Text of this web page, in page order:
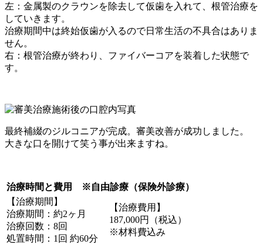
左：金属製のクラウンを除去して仮歯を入れて、根管治療を
していきます。
治療期間中は終始仮歯が入るので日常生活の不具合はありま
せん。
右：根管治療が終わり、ファイバーコアを装着した状態で
す。
最終補綴のジルコニアが完成。審美改善が成功しました。
大きな口を開けて笑う事が出来ますね。
治療時間と費用 ※自由診療（保険外診療）
【治療期間】
治療期間：約2ヶ月
治療回数：8回
処置時間：1回 約60分
【治療費用】
187,000円（税込）
※材料費込み